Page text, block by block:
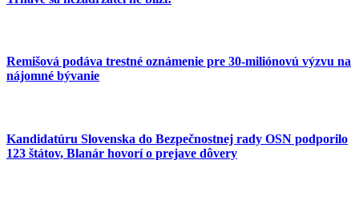
Remišová podáva trestné oznámenie pre 30-miliónovú výzvu na
nájomné bývanie
Kandidatúru Slovenska do Bezpečnostnej rady OSN podporilo
123 štátov, Blanár hovorí o prejave dôvery